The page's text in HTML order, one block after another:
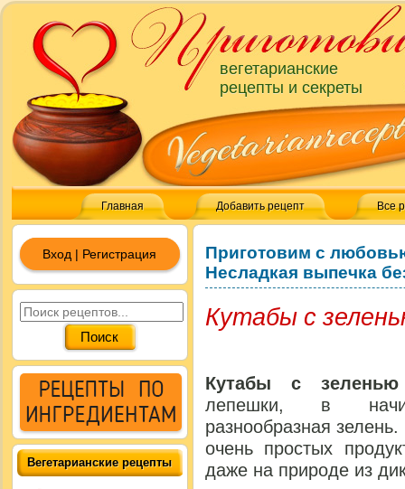
вегетарианские
рецепты и секреты
Главная Добавить рецепт Все
Приготовим с
Несладкая выпечка
Кутабы с
Кутабы с зеленью
лепешки, в
разнообразная
очень простых
даже на природе из
Вход | Регистрация
Вегетарианские рецепты